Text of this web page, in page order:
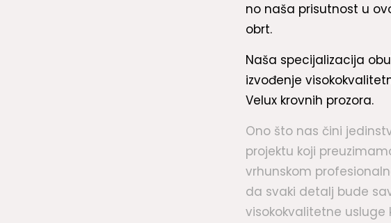
no naša prisutnost u
obrt.
Naša specijalizacija
izvođenje
Velux krovnih prozora.
Ono što nas čini
projektu koji
vrhunskom
da svaki detalj bude
visokokvalitetne usluge